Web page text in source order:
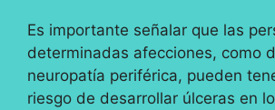
Es importante señalar que las
determinadas afecciones, como
neuropatía periférica, pueden
riesgo de desarrollar úlceras en